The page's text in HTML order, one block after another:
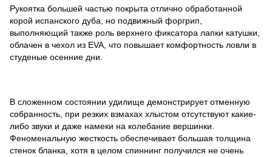
Рукоятка большей частью покрыта отлично обработанной
корой испанского дуба, но подвижный форгрип,
выполняющий также роль верхнего фиксатора лапки катушки,
облачен в чехол из EVA, что повышает комфортность ловли в
студеные осенние дни.
В сложенном состоянии удилище демонстрирует отменную
собранность, при резких взмахах хлыстом отсутствуют какие-
либо звуки и даже намеки на колебание вершинки.
Феноменальную жесткость обеспечивает большая толщина
стенок бланка, хотя в целом спиннинг получился не очень